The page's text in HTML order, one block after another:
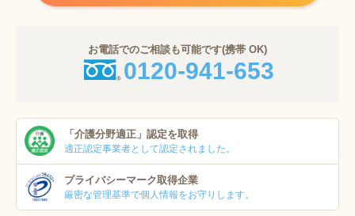
お電話でのご相談も可能です(携帯 OK)
0120-941-653
「介護分野適正」 認定を取得
適正認定事業者として認定されました。
プライバシーマーク取得企業
厳密な管理基準で個人情報をお守りします。